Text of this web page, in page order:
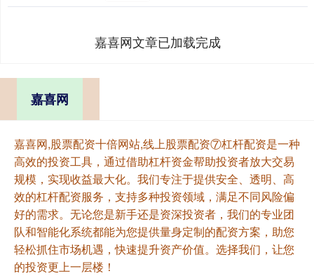
嘉喜网文章已加载完成
嘉喜网
嘉喜网,股票配资十倍网站,线上股票配资⑦杠杆配资是一种
高效的投资工具，通过借助杠杆资金帮助投资者放大交易
规模，实现收益最大化。我们专注于提供安全、透明、高
效的杠杆配资服务，支持多种投资领域，满足不同风险偏
好的需求。无论您是新手还是资深投资者，我们的专业团
队和智能化系统都能为您提供量身定制的配资方案，助您
轻松抓住市场机遇，快速提升资产价值。选择我们，让您
的投资更上一层楼！